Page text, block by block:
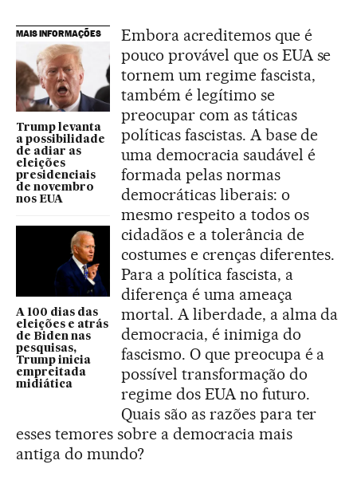
MAIS INFORMAÇÕES
Trump levanta
a possibilidade
de adiar as
eleições
presidenciais
de novembro
nos EUA
A 100 dias das
eleições e atrás
de Biden nas
pesquisas,
Trump inicia
empreitada
midiática
Embora acreditemos que é
pouco provável que os EUA se
tornem um regime fascista,
também é legítimo se
preocupar com as táticas
políticas fascistas. A base de
uma democracia saudável é
formada pelas normas
democráticas liberais: o
mesmo respeito a todos os
cidadãos e a tolerância de
costumes e crenças diferentes.
Para a política fascista, a
diferença é uma ameaça
mortal. A liberdade, a alma da
democracia, é inimiga do
fascismo. O que preocupa é a
possível transformação do
regime dos EUA no futuro.
Quais são as razões para ter
esses temores sobre a democracia mais
antiga do mundo?